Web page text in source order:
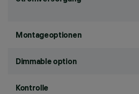
Montageoptionen
Dimmable option
Kontrolle